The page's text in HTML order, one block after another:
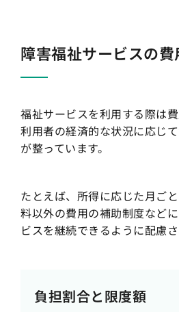
障害福祉サービスの費
福祉サービスを利用する際は費
利用者の経済的な状況に応じ
が整っています。
たとえば、所得に応じた月ご
料以外の費用の補助制度など
ビスを継続できるように配慮さ
負担割合と限度額